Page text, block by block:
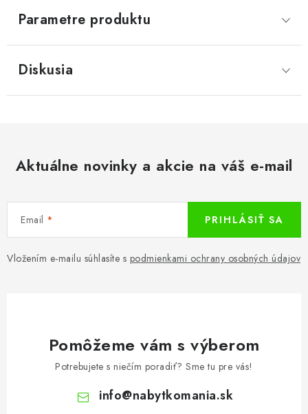
Parametre produktu
Diskusia
Aktuálne novinky a akcie na váš e-mail
Email
Vložením e-mailu súhlasíte s podmienkami ochrany osobných údajov
PRIHLÁSIŤ SA
Pomôžeme vám s výberom
Potrebujete s niečím poradiť? Sme tu pre vás!
info@nabytkomania.sk